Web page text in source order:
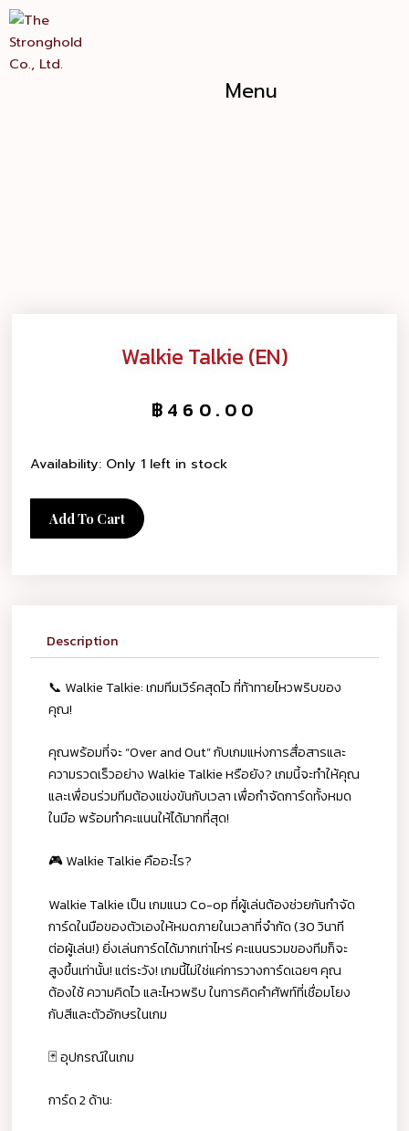
Skip
content
Menu
Walkie Talkie (EN)
฿ 460.00
Availability: Only 1 left in stock
(EN)
quantity
Add To Cart
Description
📞 Walkie Talkie: เกมทีมเวิร์คสุดไว ที่ท้าทายไหวพริบของ
คุณ!
คุณพร้อมที่จะ “Over and Out” กับเกมแห่งการสื่อสารและ
ความรวดเร็วอย่าง Walkie Talkie หรือยัง? เกมนี้จะทำให้คุณ
และเพื่อนร่วมทีมต้องแข่งขันกับเวลา เพื่อกำจัดการ์ดทั้งหมด
ในมือ พร้อมทำคะแนนให้ได้มากที่สุด!
🎮 Walkie Talkie คืออะไร?
Walkie Talkie เป็น เกมแนว Co-op ที่ผู้เล่นต้องช่วยกันกำจัด
การ์ดในมือของตัวเองให้หมดภายในเวลาที่จำกัด (30 วินาที
ต่อผู้เล่น!) ยิ่งเล่นการ์ดได้มากเท่าไหร่ คะแนนรวมของทีมก็จะ
สูงขึ้นเท่านั้น! แต่ระวัง! เกมนี้ไม่ใช่แค่การวางการ์ดเฉยๆ คุณ
ต้องใช้ ความคิดไว และไหวพริบ ในการคิดคำศัพท์ที่เชื่อมโยง
กับสีและตัวอักษรในเกม
🃏 อุปกรณ์ในเกม
การ์ด 2 ด้าน: